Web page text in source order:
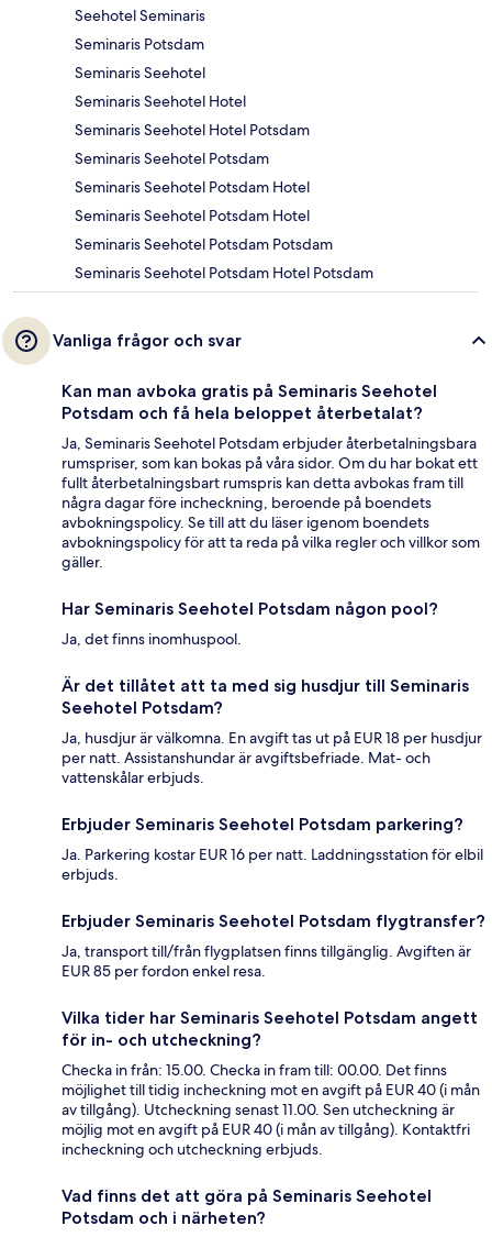
Seehotel Seminaris
Seminaris Potsdam
Seminaris Seehotel
Seminaris Seehotel Hotel
Seminaris Seehotel Hotel Potsdam
Seminaris Seehotel Potsdam
Seminaris Seehotel Potsdam Hotel
Seminaris Seehotel Potsdam Hotel
Seminaris Seehotel Potsdam Potsdam
Seminaris Seehotel Potsdam Hotel Potsdam
Vanliga frågor och svar
Kan man avboka gratis på Seminaris Seehotel
Potsdam och få hela beloppet återbetalat?
Ja, Seminaris Seehotel Potsdam erbjuder återbetalningsbara
rumspriser, som kan bokas på våra sidor. Om du har bokat ett
fullt återbetalningsbart rumspris kan detta avbokas fram till
några dagar före incheckning, beroende på boendets
avbokningspolicy. Se till att du läser igenom boendets
avbokningspolicy för att ta reda på vilka regler och villkor som
gäller.
Har Seminaris Seehotel Potsdam någon pool?
Ja, det finns inomhuspool.
Är det tillåtet att ta med sig husdjur till Seminaris
Seehotel Potsdam?
Ja, husdjur är välkomna. En avgift tas ut på EUR 18 per husdjur
per natt. Assistanshundar är avgiftsbefriade. Mat- och
vattenskålar erbjuds.
Erbjuder Seminaris Seehotel Potsdam parkering?
Ja. Parkering kostar EUR 16 per natt. Laddningsstation för elbil
erbjuds.
Erbjuder Seminaris Seehotel Potsdam flygtransfer?
Ja, transport till/från flygplatsen finns tillgänglig. Avgiften är
EUR 85 per fordon enkel resa.
Vilka tider har Seminaris Seehotel Potsdam angett
för in- och utcheckning?
Checka in från: 15.00. Checka in fram till: 00.00. Det finns
möjlighet till tidig incheckning mot en avgift på EUR 40 (i mån
av tillgång). Utcheckning senast 11.00. Sen utcheckning är
möjlig mot en avgift på EUR 40 (i mån av tillgång). Kontaktfri
incheckning och utcheckning erbjuds.
Vad finns det att göra på Seminaris Seehotel
Potsdam och i närheten?